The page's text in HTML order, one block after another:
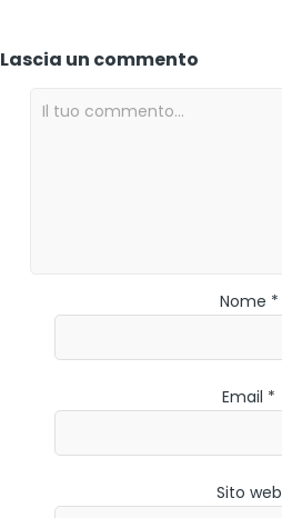
Lascia un commento
Nome *
Email *
Sito web